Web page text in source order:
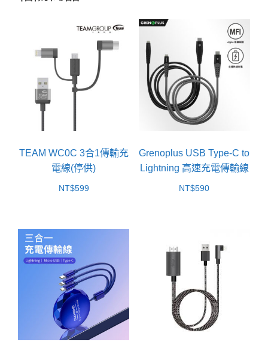
TEAM WC0C 3合1傳輸充
電線(停供)
NT$599
Grenoplus USB Type-C to
Lightning 高速充電傳輸線
NT$590